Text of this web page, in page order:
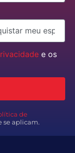
e os
de
se aplicam.